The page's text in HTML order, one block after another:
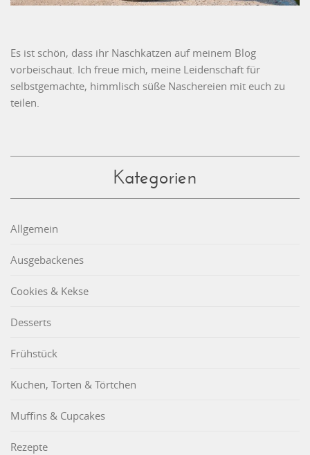
Es ist schön, dass ihr Naschkatzen auf meinem Blog
vorbeischaut. Ich freue mich, meine Leidenschaft für
selbstgemachte, himmlisch süße Naschereien mit euch zu
teilen.
Kategorien
Allgemein
Ausgebackenes
Cookies & Kekse
Desserts
Frühstück
Kuchen, Torten & Törtchen
Muffins & Cupcakes
Rezepte